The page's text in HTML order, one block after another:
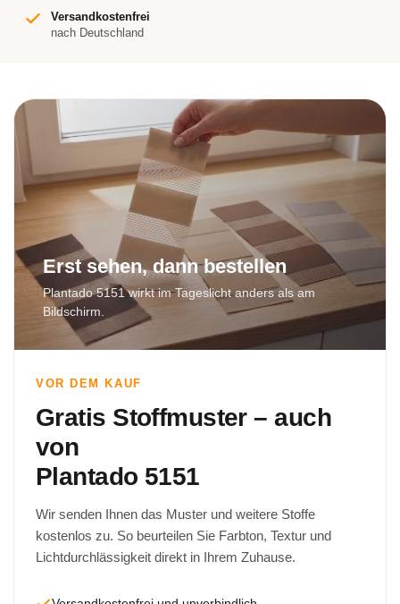
Versandkostenfrei
nach Deutschland
Erst sehen, dann bestellen
Plantado 5151 wirkt im Tageslicht anders als am
Bildschirm.
VOR DEM KAUF
Gratis Stoffmuster – auch
von
Plantado 5151
Wir senden Ihnen das Muster und weitere Stoffe
kostenlos zu. So beurteilen Sie Farbton, Textur und
Lichtdurchlässigkeit direkt in Ihrem Zuhause.